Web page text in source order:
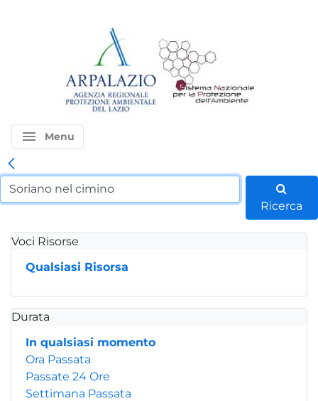
menu Menu
Ricerca
Voci Risorse
Qualsiasi Risorsa
Durata
In qualsiasi momento
Ora Passata
Passate 24 Ore
Settimana Passata